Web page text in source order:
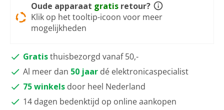
Oude apparaat gratis retour?
Klik op het tooltip-icoon voor meer
mogelijkheden
Gratisthuisbezorgd vanaf 50,-
Al meer dan 50 jaar dé elektronicaspecialist
75 winkels door heel Nederland
14 dagen bedenktijd op online aankopen